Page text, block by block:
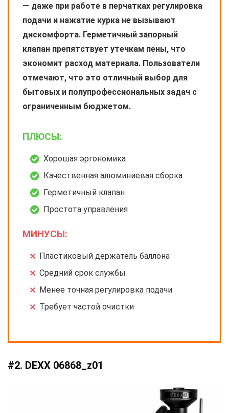
— даже при работе в перчатках регулировка
подачи и нажатие курка не вызывают
дискомфорта. Герметичный запорный
клапан препятствует утечкам пены, что
экономит расход материала. Пользователи
отмечают, что это отличный выбор для
бытовых и полупрофессиональных задач с
ограниченным бюджетом.
ПЛЮСЫ:
Хорошая эргономика
Качественная алюминиевая сборка
Герметичный клапан
Простота управления
МИНУСЫ:
Пластиковый держатель баллона
Средний срок службы
Менее точная регулировка подачи
Требует частой очистки
#2. DEXX 06868_z01